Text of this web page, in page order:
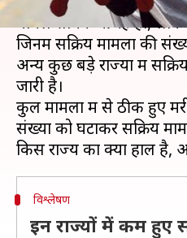
मामले सामने आ रहे हो,
जिनमें सक्रिय मामलों की
अन्य कुछ बड़े राज्यों में
जारी है।
कुल मामलों में से ठीक हुए
संख्या को घटाकर सक्रिय
विश्लेषण
इन राज्यों में कम हुए